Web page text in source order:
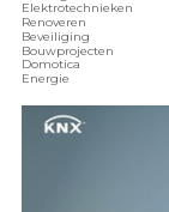
Elektrotechnieken
Renoveren
Beveiliging
Bouwprojecten
Domotica
Energie